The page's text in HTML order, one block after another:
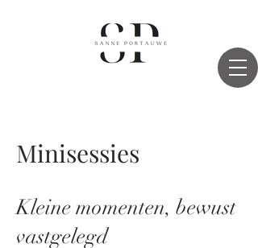
Minisessies
Kleine momenten, bewust
vastgelegd